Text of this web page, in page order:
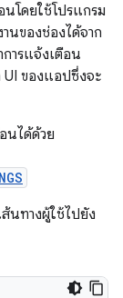
โดยใช้โปรแกรม
นของช่องได้จาก
การแจ้งเตือน
UI ของแอปซึ่งจะ
นได้ด้วย
นทางผู้ใช้ไปยัง